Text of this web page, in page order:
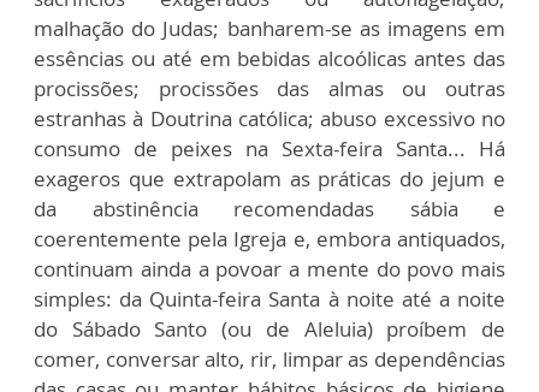
malhação do Judas; banharem-se as imagens em
essências ou até em bebidas alcoólicas antes das
procissões; procissões das almas ou outras
estranhas à Doutrina católica; abuso excessivo no
consumo de peixes na Sexta-feira Santa... Há
exageros que extrapolam as práticas do jejum e
da abstinência recomendadas sábia e
coerentemente pela Igreja e, embora antiquados,
continuam ainda a povoar a mente do povo mais
simples: da Quinta-feira Santa à noite até a noite
do Sábado Santo (ou de Aleluia) proíbem de
comer, conversar alto, rir, limpar as dependências